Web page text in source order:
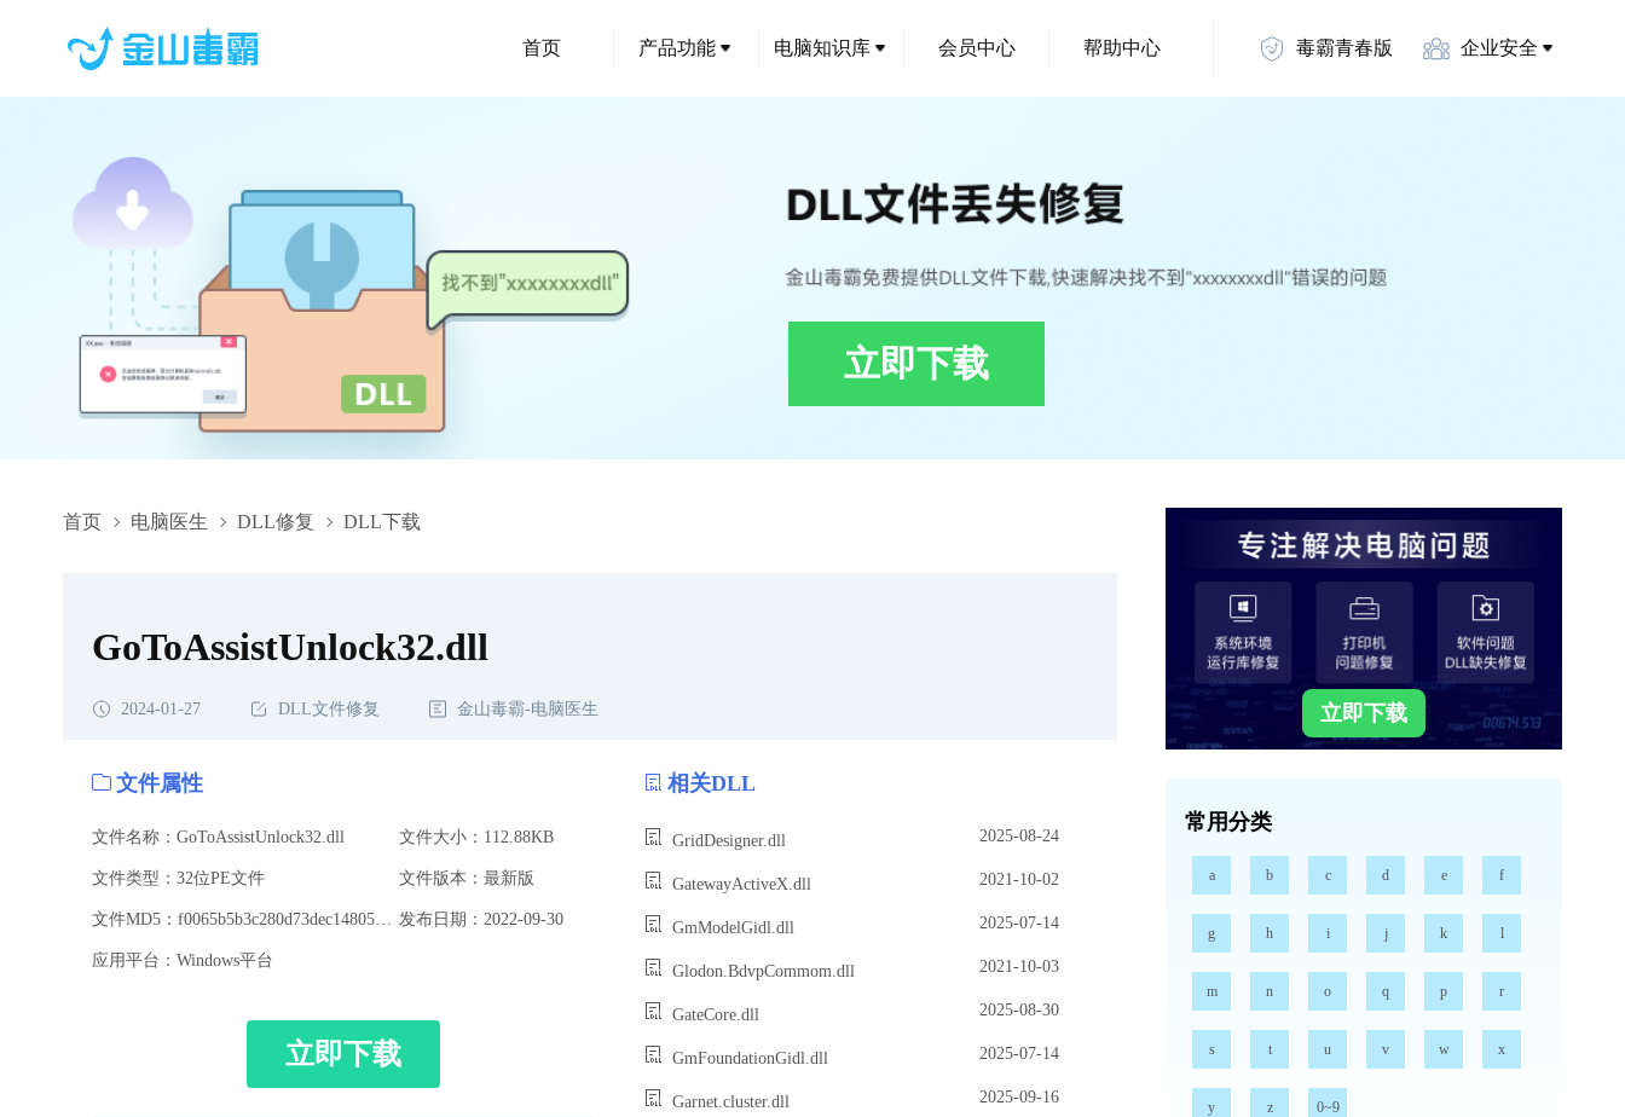
首页 产品功能 电脑知识库 会员中心 帮助中心 毒霸青春版 企业安全
立即下载
首页 电脑医生 DLL修复 DLL下载
GoToAssistUnlock32.dll,GoToAssistUnlock32.dll下载,GoToAssistUnlock32.dll修复
GoToAssistUnlock32.dll
2024-01-27 DLL文件修复 金山毒霸-电脑医生
文件属性
文件名称：GoToAssistUnlock32.dll 文件大小：112.88KB
文件类型：32位PE文件 文件版本：最新版
发布日期：2022-09-30
应用平台：Windows平台
立即下载
相关DLL
GridDesigner.dll 2025-08-24
GatewayActiveX.dll 2021-10-02
GmModelGidl.dll 2025-07-14
Glodon.BdvpCommom.dll 2021-10-03
GateCore.dll 2025-08-30
GmFoundationGidl.dll 2025-07-14
Garnet.cluster.dll 2025-09-16
立即下载
常用分类
a b c d e f
g h i j k l
m n o q p r
s t u v w x
y z 0~9